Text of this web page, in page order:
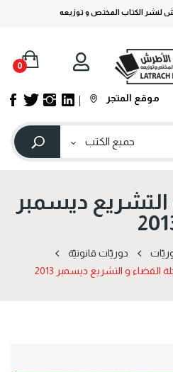
لنشر الكتاب المختص و توزيعه
0
موقع المتجر
ديسمبر
دوریّات قانونیّة
القضاء و التشريع ديسمبر 2013